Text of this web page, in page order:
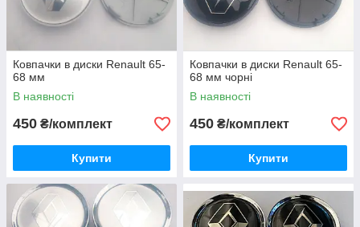
Ковпачки в диски Renault 65-
68 мм
В наявності
450 ₴/комплект
Купити
Ковпачки в диски Renault 65-
68 мм чорні
В наявності
450 ₴/комплект
Купити